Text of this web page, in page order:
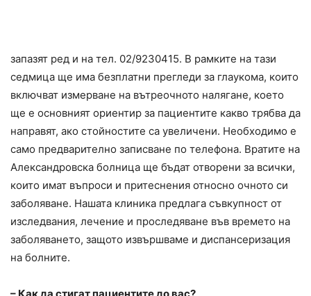
запазят ред и на тел. 02/9230415. В рамките на тази
седмица ще има безплатни прегледи за глаукома, които
включват измерване на вътреочното налягане, което
ще е основният ориентир за пациентите какво трябва да
направят, ако стойностите са увеличени. Необходимо е
само предварително записване по телефона. Вратите на
Александровска болница ще бъдат отворени за всички,
които имат въпроси и притеснения относно очното си
заболяване. Нашата клиника предлага съвкупност от
изследвания, лечение и проследяване във времето на
заболяването, защото извършваме и диспансеризация
на болните.